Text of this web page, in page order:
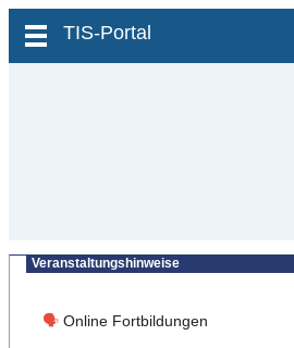
zum Inhalt wechseln
TIS-Portal
Veranstaltungshinweise
🗣 Online Fortbildungen